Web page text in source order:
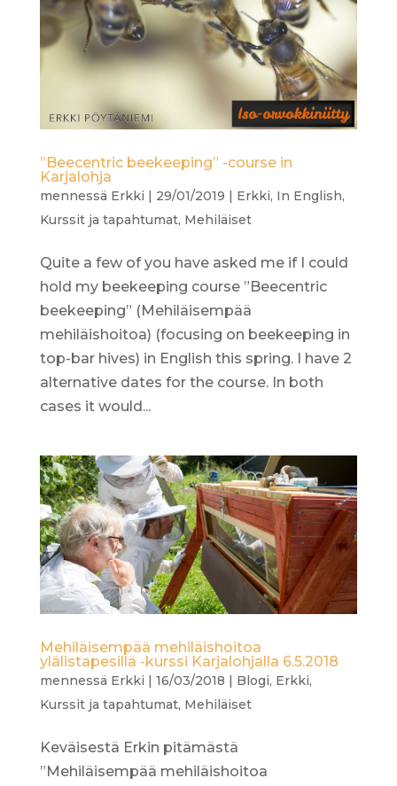
”Beecentric beekeeping” -course in
Karjalohja
mennessä Erkki | 29/01/2019 | Erkki, In English,
Kurssit ja tapahtumat, Mehiläiset
Quite a few of you have asked me if I could
hold my beekeeping course ”Beecentric
beekeeping” (Mehiläisempää
mehiläishoitoa) (focusing on beekeeping in
top-bar hives) in English this spring. I have 2
alternative dates for the course. In both
cases it would...
Mehiläisempää mehiläishoitoa
ylälistapesillä -kurssi Karjalohjalla 6.5.2018
mennessä Erkki 16/03/2018 Blogi, Erkki,
Kurssit ja tapahtumat, Mehiläiset
Keväisestä Erkin pitämästä
”Mehiläisempää mehiläishoitoa